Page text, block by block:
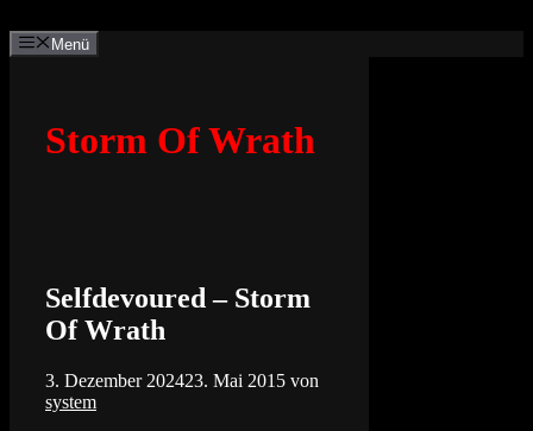
Inhalt
springen
Menü
Storm Of Wrath
Selfdevoured – Storm
Of Wrath
3. Dezember 202423. Mai 2015 von
system